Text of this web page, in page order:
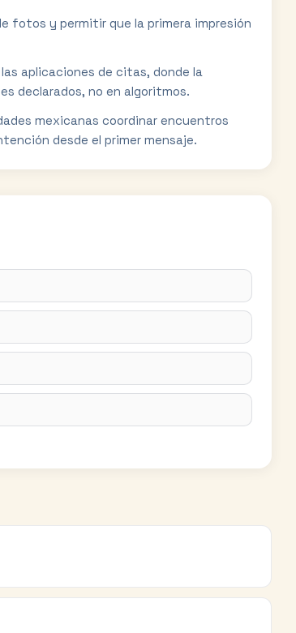
fotos y permitir que la primera impresión
aplicaciones de citas, donde la
declarados, no en algoritmos.
mexicanas coordinar encuentros
desde el primer mensaje.